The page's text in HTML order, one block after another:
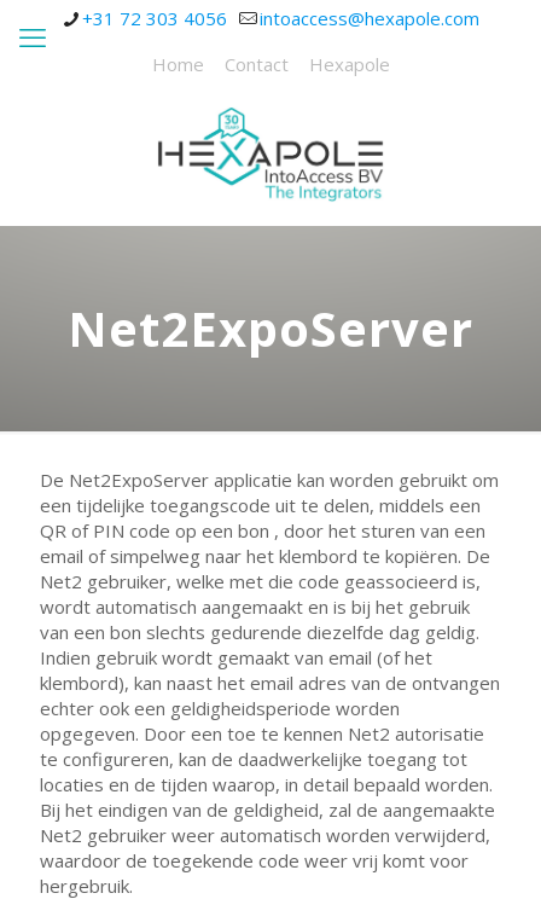
+31 72 303 4056
intoaccess@hexapole.com
Home
Contact Hexapole
Net2ExpoServer
De Net2ExpoServer applicatie kan worden gebruikt om
een tijdelijke toegangscode uit te delen, middels een
QR of PIN code op een bon , door het sturen van een
email of simpelweg naar het klembord te kopiëren. De
Net2 gebruiker, welke met die code geassocieerd is,
wordt automatisch aangemaakt en is bij het gebruik
van een bon slechts gedurende diezelfde dag geldig.
Indien gebruik wordt gemaakt van email (of het
klembord), kan naast het email adres van de ontvangen
echter ook een geldigheidsperiode worden
opgegeven. Door een toe te kennen Net2 autorisatie
te configureren, kan de daadwerkelijke toegang tot
locaties en de tijden waarop, in detail bepaald worden.
Bij het eindigen van de geldigheid, zal de aangemaakte
Net2 gebruiker weer automatisch worden verwijderd,
waardoor de toegekende code weer vrij komt voor
hergebruik.